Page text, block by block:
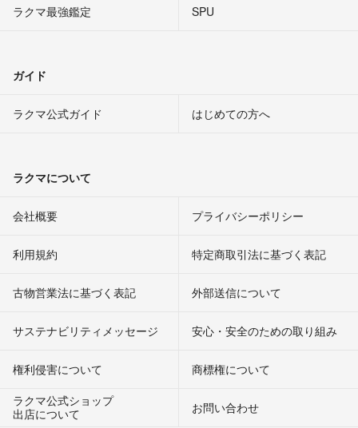
ラクマ最強鑑定
SPU
ガイド
ラクマ公式ガイド はじめての方へ
ラクマについて
会社概要 プライバシーポリシー
利用規約 特定商取引法に基づく表記
古物営業法に基づく表記 外部送信について
サステナビリティメッセージ 安心・安全のための取り組み
権利侵害について
商標権について
ラクマ公式ショップ
出店について
お問い合わせ